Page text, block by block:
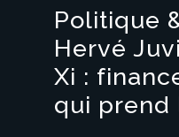
Politique
Hervé
Xi :
qui prend